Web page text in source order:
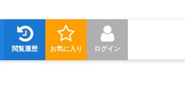
ログイン
お気に入り
閲覧履歴